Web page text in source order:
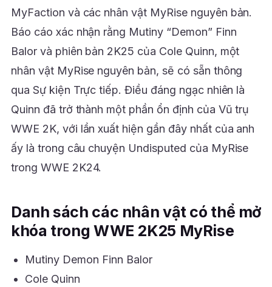
MyFaction và các nhân vật MyRise nguyên bản.
Báo cáo xác nhận rằng Mutiny “Demon” Finn
Balor và phiên bản 2K25 của Cole Quinn, một
nhân vật MyRise nguyên bản, sẽ có sẵn thông
qua Sự kiện Trực tiếp. Điều đáng ngạc nhiên là
Quinn đã trở thành một phần ổn định của Vũ trụ
WWE 2K, với lần xuất hiện gần đây nhất của anh
ấy là trong câu chuyện Undisputed của MyRise
trong WWE 2K24.
Danh sách các nhân vật có thể mở
khóa trong WWE 2K25 MyRise
Mutiny Demon Finn Balor
Cole Quinn